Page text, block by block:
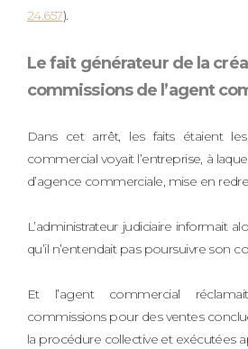
24.657).
Le fait générateur de la
commissions de l’agent
Dans cet arrêt, les faits étaient
commercial voyait l’entreprise, à
d’agence commerciale, mise en
L’administrateur judiciaire informait
qu’il n’entendait pas poursuivre son
Et l’agent commercial
commissions pour des ventes
la procédure collective et exécutées